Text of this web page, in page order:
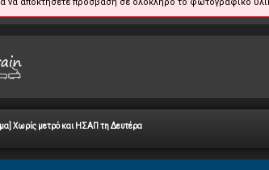
Χωρίς μετρό και ΗΣΑΠ τη Δευτέρα